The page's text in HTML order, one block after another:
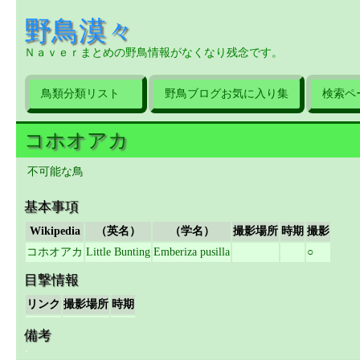
野鳥漠々
Ｎａｖｅｒまとめの野鳥情報がなくなり残念です。
鳥類分類リスト 野鳥ブログお気に入り集 検索ペ
コホオアカ
不可能な鳥
基本事項
Wikipedia （英名） （学名） 撮影場所 時期 撮影
コホオアカ Little Bunting Emberiza pusilla ○
目撃情報
リンク 撮影場所 時期
備考